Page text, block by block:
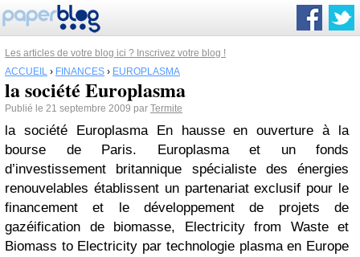
Les articles de votre blog ici ? Inscrivez votre blog !
ACCUEIL › FINANCES › EUROPLASMA
la société Europlasma
Publié le 21 septembre 2009 par Termite
la société Europlasma En hausse en ouverture à la
bourse de Paris. Europlasma et un fonds
d’investissement britannique spécialiste des énergies
renouvelables établissent un partenariat exclusif pour le
financement et le développement de projets de
gazéification de biomasse, Electricity from Waste et
Biomass to Electricity par technologie plasma en Europe